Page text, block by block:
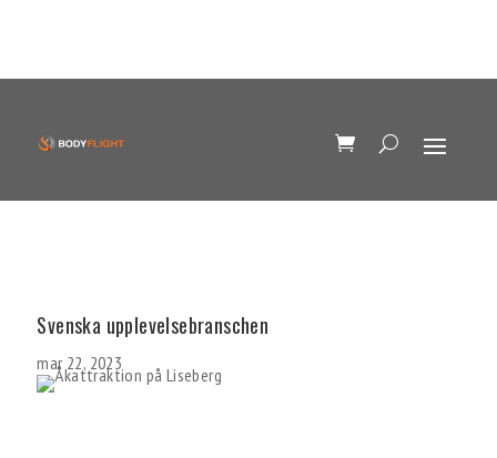
Svenska upplevelsebranschen
mar 22, 2023